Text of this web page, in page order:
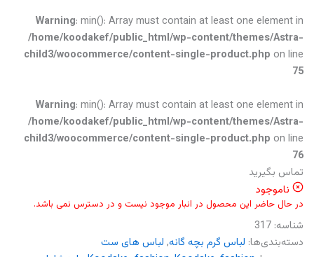
Warning: min(): Array must contain at least one element in
/home/koodakef/public_html/wp-content/themes/Astra-
child3/woocommerce/content-single-product.php on line
75
Warning: min(): Array must contain at least one element in
/home/koodakef/public_html/wp-content/themes/Astra-
child3/woocommerce/content-single-product.php on line
76
تماس بگیرید
ناموجود
در حال حاضر این محصول در انبار موجود نیست و در دسترس نمی باشد.
شناسه: 317
دسته‌بندی‌ها: لباس گرم بچه گانه, لباس های ست